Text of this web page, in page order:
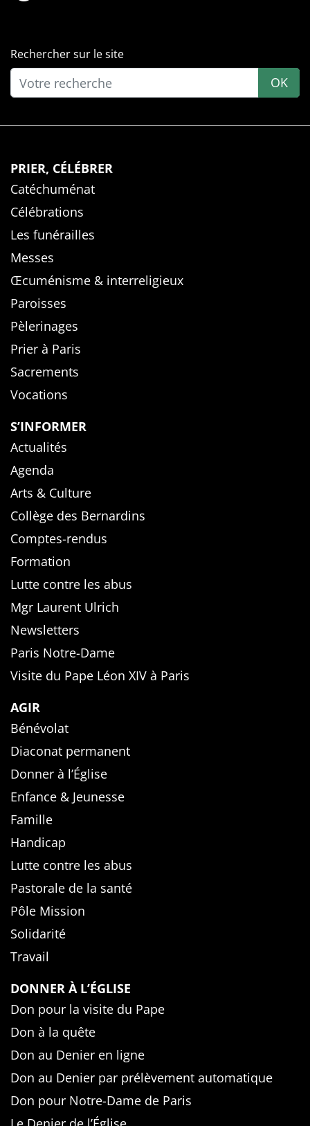
Rechercher sur le site
OK
PRIER, CÉLÉBRER
Catéchuménat
Célébrations
Les funérailles
Messes
Œcuménisme & interreligieux
Paroisses
Pèlerinages
Prier à Paris
Sacrements
Vocations
S’INFORMER
Actualités
Agenda
Arts & Culture
Collège des Bernardins
Comptes-rendus
Formation
Lutte contre les abus
Mgr Laurent Ulrich
Newsletters
Paris Notre-Dame
Visite du Pape Léon XIV à Paris
AGIR
Bénévolat
Diaconat permanent
Donner à l’Église
Enfance & Jeunesse
Famille
Handicap
Lutte contre les abus
Pastorale de la santé
Pôle Mission
Solidarité
Travail
DONNER À L’ÉGLISE
Don pour la visite du Pape
Don à la quête
Don au Denier en ligne
Don au Denier par prélèvement automatique
Don pour Notre-Dame de Paris